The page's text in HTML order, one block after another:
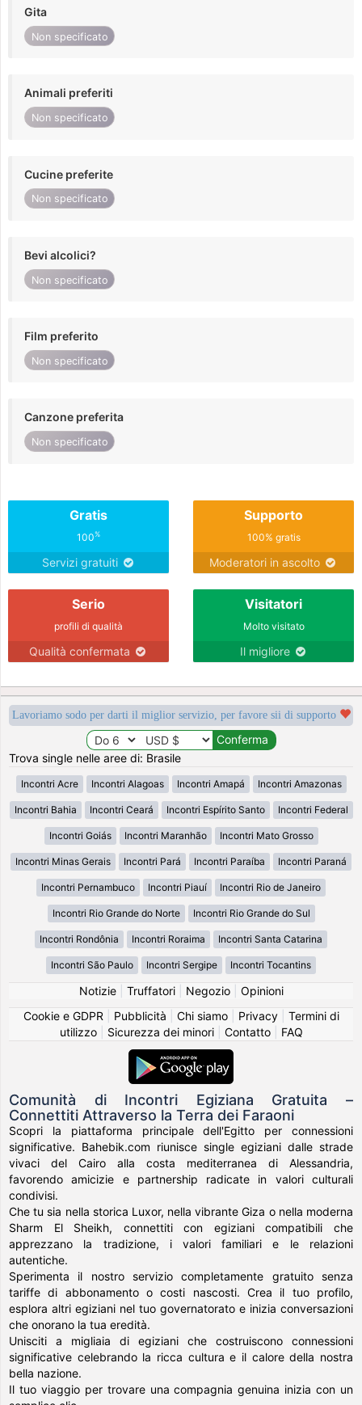
Gita
Non specificato
Animali preferiti
Non specificato
Cucine preferite
Non specificato
Bevi alcolici?
Non specificato
Film preferito
Non specificato
Canzone preferita
Non specificato
Gratis
100%
Servizi gratuiti
Supporto
100% gratis
Moderatori in ascolto
Serio
profili di qualità
Qualità confermata
Visitatori
Molto visitato
Il migliore
Lavoriamo sodo per darti il miglior servizio, per favore sii di supporto
Trova single nelle aree di: Brasile
Incontri Acre Incontri Alagoas Incontri Amapá Incontri Amazonas
Incontri Bahia Incontri Ceará Incontri Espírito Santo Incontri Federal
Incontri Goiás Incontri Maranhão Incontri Mato Grosso
Incontri Minas Gerais Incontri Pará Incontri Paraíba Incontri Paraná
Incontri Pernambuco Incontri Piauí Incontri Rio de Janeiro
Incontri Rio Grande do Norte Incontri Rio Grande do Sul
Incontri Rondônia Incontri Roraima Incontri Santa Catarina
Incontri São Paulo Incontri Sergipe Incontri Tocantins
Notizie| Truffatori| Negozio| Opinioni
Cookie e GDPR
Pubblicità Chi siamo| Privacy| Termini di
utilizzo| Sicurezza dei minori| Contatto| FAQ
Comunità di Incontri Egiziana Gratuita –
Connettiti Attraverso la Terra dei Faraoni
Scopri la piattaforma principale dell'Egitto per connessioni
significative. Bahebik.com riunisce single egiziani dalle strade
vivaci del Cairo alla costa mediterranea di Alessandria,
favorendo amicizie e partnership radicate in valori culturali
condivisi.
Che tu sia nella storica Luxor, nella vibrante Giza o nella moderna
Sharm El Sheikh, connettiti con egiziani compatibili che
apprezzano la tradizione, i valori familiari e le relazioni
autentiche.
Sperimenta il nostro servizio completamente gratuito senza
tariffe di abbonamento o costi nascosti. Crea il tuo profilo,
esplora altri egiziani nel tuo governatorato e inizia conversazioni
che onorano la tua eredità.
Unisciti a migliaia di egiziani che costruiscono connessioni
significative celebrando la ricca cultura e il calore della nostra
bella nazione.
Il tuo viaggio per trovare una compagnia genuina inizia con un